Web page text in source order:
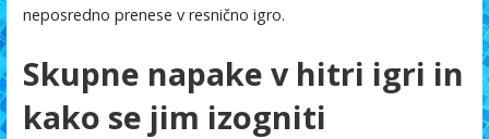
neposredno prenese v resnično igro.
Skupne napake v hitri igri in
kako se jim izogniti